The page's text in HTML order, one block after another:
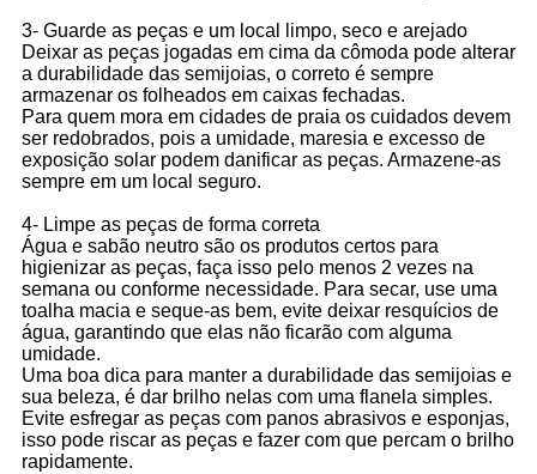
3- Guarde as peças e um local limpo, seco e arejado
Deixar as peças jogadas em cima da cômoda pode alterar
a durabilidade das semijoias, o correto é sempre
armazenar os folheados em caixas fechadas.
Para quem mora em cidades de praia os cuidados devem
ser redobrados, pois a umidade, maresia e excesso de
exposição solar podem danificar as peças. Armazene-as
sempre em um local seguro.
4- Limpe as peças de forma correta
Água e sabão neutro são os produtos certos para
higienizar as peças, faça isso pelo menos 2 vezes na
semana ou conforme necessidade. Para secar, use uma
toalha macia e seque-as bem, evite deixar resquícios de
água, garantindo que elas não ficarão com alguma
umidade.
Uma boa dica para manter a durabilidade das semijoias e
sua beleza, é dar brilho nelas com uma flanela simples.
Evite esfregar as peças com panos abrasivos e esponjas,
isso pode riscar as peças e fazer com que percam o brilho
rapidamente.